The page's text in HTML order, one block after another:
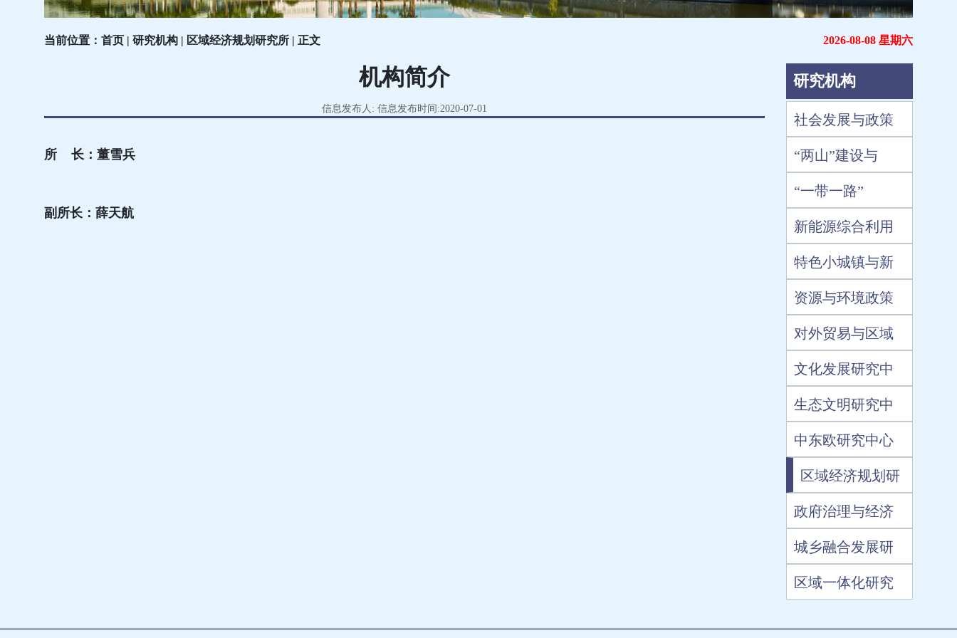
当前位置：首页 | 研究机构 | 区域经济规划研究所 | 正文 2026-08-08 星期六
机构简介
信息发布人: 信息发布时间:2020-07-01
所 长：董雪兵
副所长：薛天航
研究机构
社会发展与政策
“两山”建设与
“一带一路”
新能源综合利用
特色小城镇与新
资源与环境政策
对外贸易与区域
文化发展研究中
生态文明研究中
中东欧研究中心
区域经济规划研
政府治理与经济
城乡融合发展研
区域一体化研究